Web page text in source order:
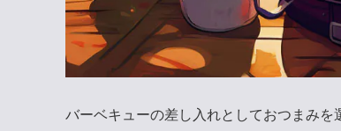
バーベキューの差し入れとしておつまみ